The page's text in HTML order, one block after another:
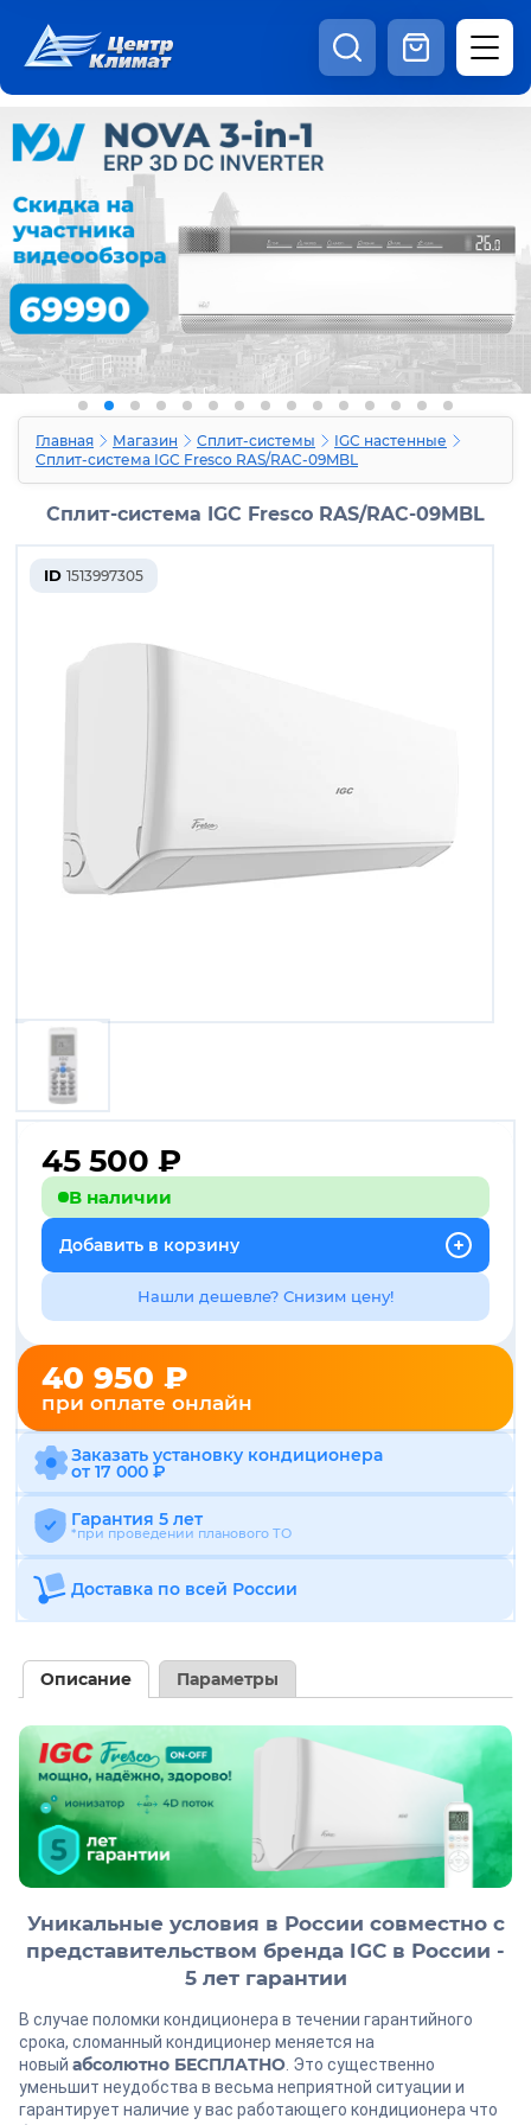
Каталог
Статьи
Наши работы Отзывы
Доставка и оплата Оферта
Контакты
8:00 - 20:00 Шоурум
Главная Магазин Сплит-системы
IGC настенные
Сплит-система IGC Fresco RAS/RAC-09MBL
Сплит-система IGC Fresco RAS/RAC-09MBL
ID 1513997305
45 500 ₽
В наличии
Добавить в корзину
Нашли дешевле? Снизим цену!
40 950 ₽
при оплате онлайн
Заказать установку кондиционера
от 17 000 ₽
Гарантия 5 лет
*при проведении планового ТО
Доставка по всей России
Описание Параметры
Уникальные условия в России совместно с
представительством бренда IGC в России -
5 лет гарантии
В случае поломки кондиционера в течении гарантийного
срока, сломанный кондиционер меняется на
новый абсолютно БЕСПЛАТНО. Это существенно
уменьшит неудобства в весьма неприятной ситуации и
гарантирует наличие у вас работающего кондиционера что